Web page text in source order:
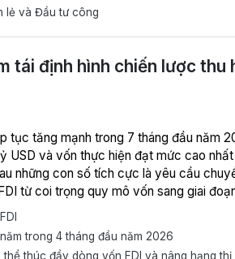
lẻ và Đầu tư công
tái định hình chiến lược thu
tục tăng mạnh trong 7 tháng đầu năm
USD và vốn thực hiện đạt mức cao nhất
những con số tích cực là yêu cầu
từ coi trọng quy mô vốn sang giai
và khả năng kết nối với doanh nghiệp
trong 4 tháng đầu năm 2026
thúc đẩy dòng vốn FDI và nâng hạng thị